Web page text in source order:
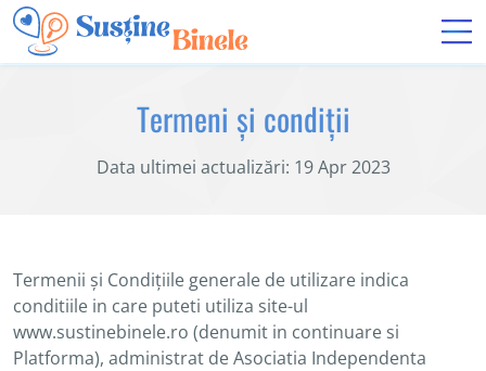
Termeni și condiții
Data ultimei actualizări: 19 Apr 2023
Termenii și Condițiile generale de utilizare indica
conditiile in care puteti utiliza site-ul
www.sustinebinele.ro (denumit in continuare si
Platforma), administrat de Asociatia Independenta